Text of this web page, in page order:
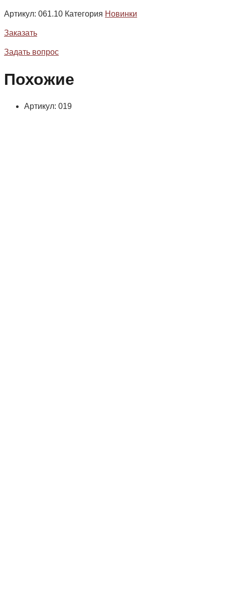
Артикул: 061.10 Категория Новинки
Заказать
Задать вопрос
Похожие
Артикул: 019